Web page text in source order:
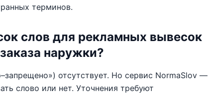
терминов.
слов для рекламных вывесок
наружки?
отсутствует. Но сервис NormaSlov —
слово или нет. Уточнения требуют